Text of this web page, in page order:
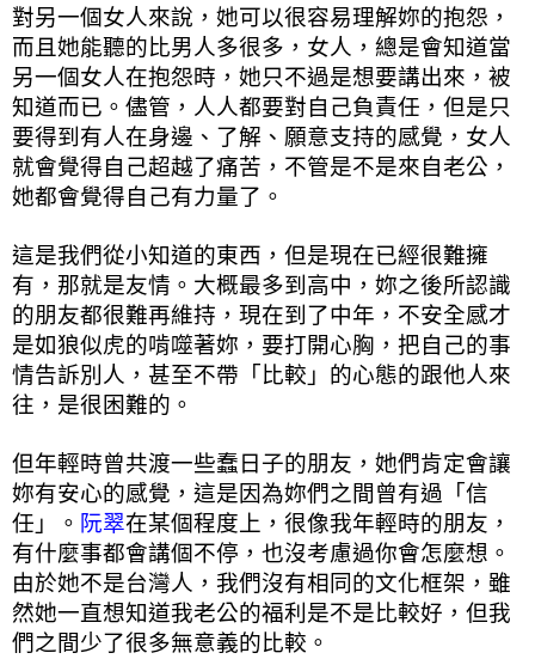
對另一個女人來說，她可以很容易理解妳的抱怨，
而且她能聽的比男人多很多，女人，總是會知道當
另一個女人在抱怨時，她只不過是想要講出來，被
知道而已。儘管，人人都要對自己負責任，但是只
要得到有人在身邊、了解、願意支持的感覺，女人
就會覺得自己超越了痛苦，不管是不是來自老公，
她都會覺得自己有力量了。
這是我們從小知道的東西，但是現在已經很難擁
有，那就是友情。大概最多到高中，妳之後所認識
的朋友都很難再維持，現在到了中年，不安全感才
是如狼似虎的啃噬著妳，要打開心胸，把自己的事
情告訴別人，甚至不帶「比較」的心態的跟他人來
往，是很困難的。
但年輕時曾共渡一些蠢日子的朋友，她們肯定會讓
妳有安心的感覺，這是因為妳們之間曾有過「信
任」。 阮翠在某個程度上，很像我年輕時的朋友，
有什麼事都會講個不停，也沒考慮過你會怎麼想。
由於她不是台灣人，我們沒有相同的文化框架，雖
然她一直想知道我老公的福利是不是比較好，但我
們之間少了很多無意義的比較。